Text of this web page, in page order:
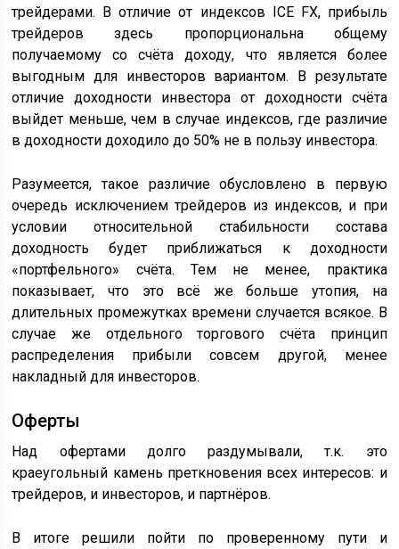
трейдерами. В отличие от индексов ICE FX, прибыль
трейдеров здесь пропорциональна общему
получаемому со счёта доходу, что является более
выгодным для инвесторов вариантом. В результате
отличие доходности инвестора от доходности счёта
выйдет меньше, чем в случае индексов, где различие
в доходности доходило до 50% не в пользу инвестора.
Разумеется, такое различие обусловлено в первую
очередь исключением трейдеров из индексов, и при
условии относительной стабильности состава
доходность будет приближаться к доходности
«портфельного» счёта. Тем не менее, практика
показывает, что это всё же больше утопия, на
длительных промежутках времени случается всякое. В
случае же отдельного торгового счёта принцип
распределения прибыли совсем другой, менее
накладный для инвесторов.
Оферты
Над офертами долго раздумывали, т.к. это
краеугольный камень преткновения всех интересов: и
трейдеров, и инвесторов, и партнёров.
В итоге решили пойти по проверенному пути и